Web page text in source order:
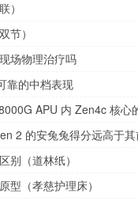
）
节）
场物理治疗吗
靠的中档表现
APU 内 Zen4c 核心
2 的安兔兔得分远高于
别（道林纸）
型（孝慈护理床）